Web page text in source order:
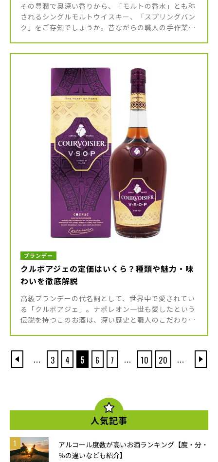
その豊潤で奥深い香りから、「モルトの香水」とも称
されるシングルモルトウイスキー、「スプリングバン
ク」をご存知でしょうか。昔ながらの職人の手作業
ブランデー
クルボアジェの定価はいくら？種類や魅力・味
わいを徹底解説
高級ブランデーの代名詞として、世界中で愛されてい
る「クルボアジェ」。ナポレオン一世も愛したという
伝説を持つこのお酒は、深い歴史と職人のこだわりが
... 3 4 5 6 7 ... 10 20 ...
人気記事
アルコール度数が高いお酒ランキング【度・分・
％の違いなども紹介】